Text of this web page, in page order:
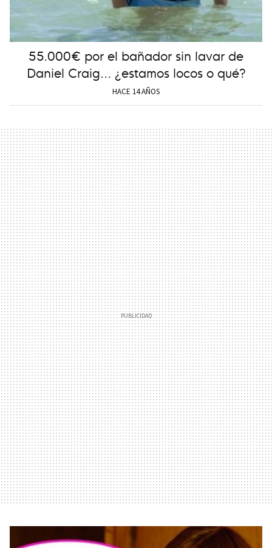
55.000€ por el bañador sin lavar de
Daniel Craig... ¿estamos locos o qué?
HACE 14 AÑOS